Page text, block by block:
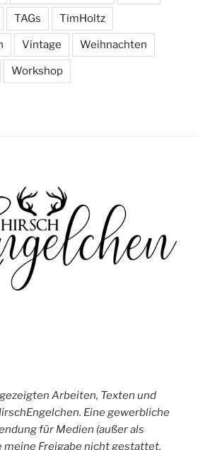
TAGs TimHoltz
Vintage Weihnachten
Workshop
Arbeiten, Texten und
Eine gewerbliche
für Medien (außer als
meine Freigabe nicht gestattet.